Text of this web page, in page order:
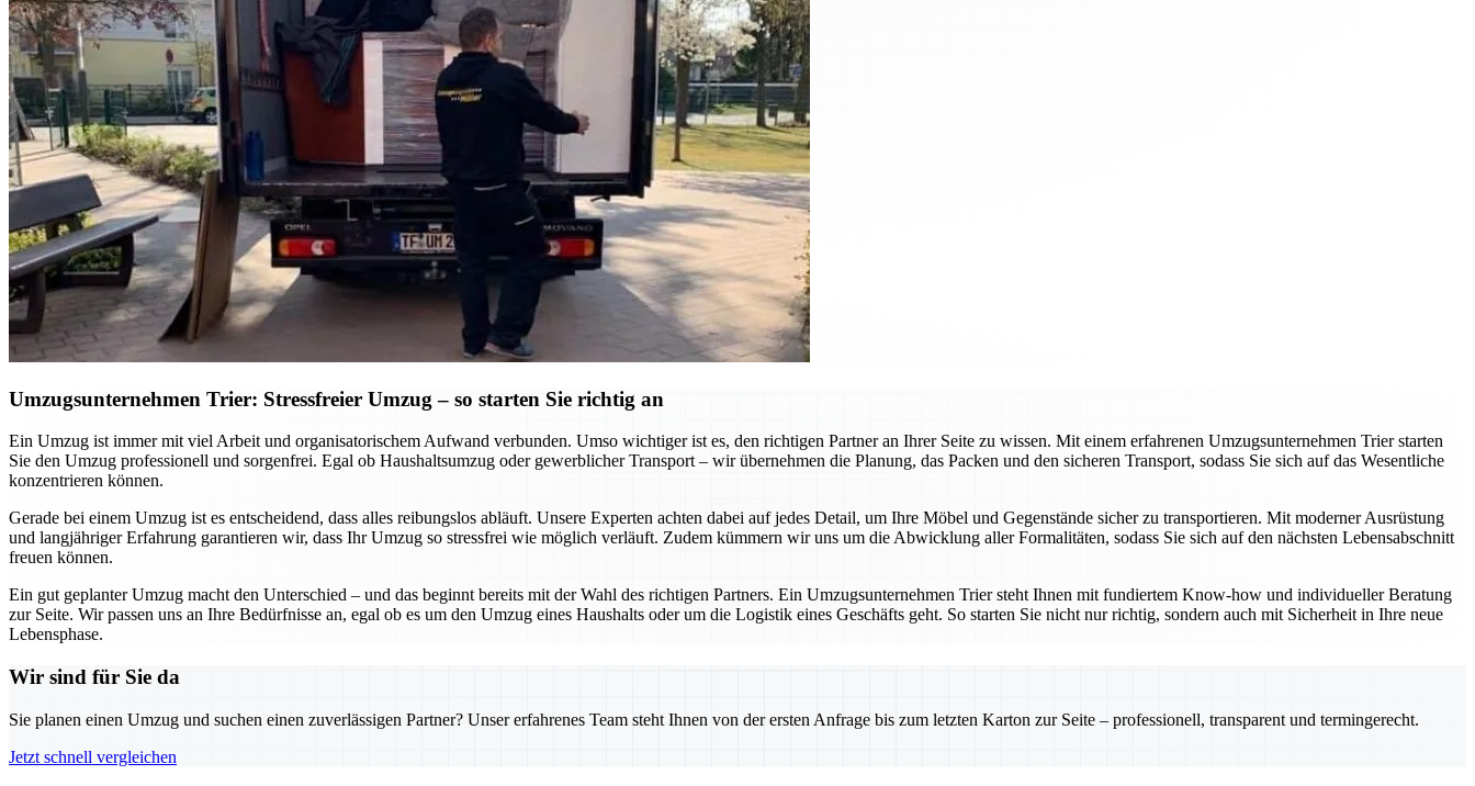
Umzugsunternehmen Trier: Stressfreier Umzug – so starten Sie richtig an
Ein Umzug ist immer mit viel Arbeit und organisatorischem Aufwand verbunden. Umso wichtiger ist es, den richtigen Partner an Ihrer Seite zu wissen. Mit einem erfahrenen Umzugsunternehmen Trier starten
Sie den Umzug professionell und sorgenfrei. Egal ob Haushaltsumzug oder gewerblicher Transport – wir übernehmen die Planung, das Packen und den sicheren Transport, sodass Sie sich auf das Wesentliche
konzentrieren können.
Gerade bei einem Umzug ist es entscheidend, dass alles reibungslos abläuft. Unsere Experten achten dabei auf jedes Detail, um Ihre Möbel und Gegenstände sicher zu transportieren. Mit moderner Ausrüstung
und langjähriger Erfahrung garantieren wir, dass Ihr Umzug so stressfrei wie möglich verläuft. Zudem kümmern wir uns um die Abwicklung aller Formalitäten, sodass Sie sich auf den nächsten Lebensabschnitt
freuen können.
Ein gut geplanter Umzug macht den Unterschied – und das beginnt bereits mit der Wahl des richtigen Partners. Ein Umzugsunternehmen Trier steht Ihnen mit fundiertem Know-how und individueller Beratung
zur Seite. Wir passen uns an Ihre Bedürfnisse an, egal ob es um den Umzug eines Haushalts oder um die Logistik eines Geschäfts geht. So starten Sie nicht nur richtig, sondern auch mit Sicherheit in Ihre neue
Lebensphase.
Wir sind für Sie da
Sie planen einen Umzug und suchen einen zuverlässigen Partner? Unser erfahrenes Team steht Ihnen von der ersten Anfrage bis zum letzten Karton zur Seite – professionell, transparent und termingerecht.
Jetzt schnell vergleichen